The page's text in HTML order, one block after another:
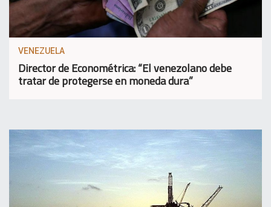
VENEZUELA
Director de Econométrica: “El venezolano debe
tratar de protegerse en moneda dura”